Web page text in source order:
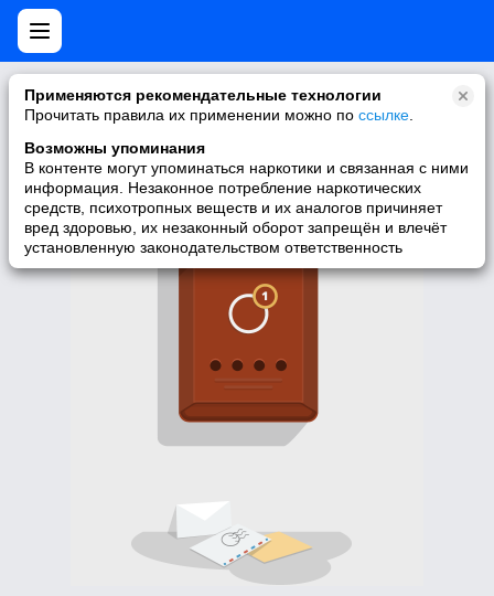
Применяются рекомендательные технологии
Прочитать правила их применении можно по ссылке
Возможны упоминания
В контенте могут упоминаться наркотики и связанная с ними
информация. Незаконное потребление наркотических
средств, психотропных веществ и их аналогов причиняет
вред здоровью, их незаконный оборот запрещён и влечёт
установленную законодательством ответственность
Нет мобильной версии
У запрашиваемой вами страницы нет версии для мобильных
версию Моего Мира.
Перейти на полную версию